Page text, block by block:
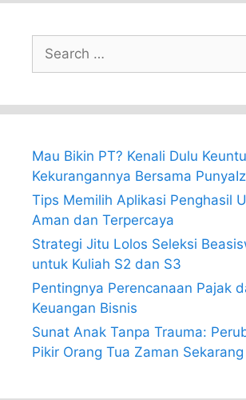
for:
Mau Bikin PT? Kenali Dulu
Kekurangannya Bersama
Tips Memilih Aplikasi Penghasil
Aman dan Terpercaya
Strategi Jitu Lolos Seleksi
untuk Kuliah S2 dan S3
Pentingnya Perencanaan Pajak
Keuangan Bisnis
Sunat Anak Tanpa Trauma:
Pikir Orang Tua Zaman Sekarang